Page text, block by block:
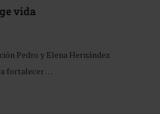
vida
Pedro y Elena Hernández
fortalecer …